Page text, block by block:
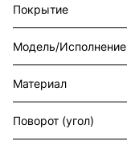
Покрытие
Модель/Исполнение
Материал
Поворот (угол)